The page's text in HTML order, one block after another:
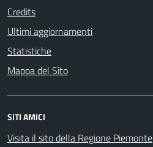
Credits
Ultimi aggiornamenti
Statistiche
Mappa del Sito
SITI AMICI
Visita il sito della Regione Piemonte